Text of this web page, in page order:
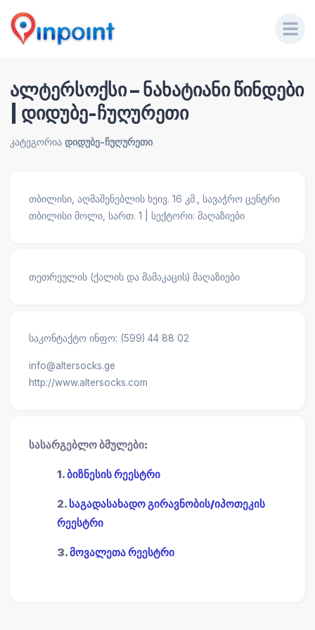
ალტერსოქსი – ნახატიანი წინდები
| დიდუბე-ჩუღურეთი
კატეგორია დიდუბე-ჩუღურეთი
თბილისი, აღმაშენებლის ხეივ. 16 კმ., სავაჭრო ცენტრი
თბილისი მოლი, სართ. 1 | სექტორი: მაღაზიები
თეთრეულის (ქალის და მამაკაცის) მაღაზიები
საკონტაქტო ინფო: (599) 44 88 02
info@altersocks.ge
http://www.altersocks.com
სასარგებლო ბმულები:
1.ბიზნესის რეესტრი
2. საგადასახადო გირავნობის/იპოთეკის
რეესტრი
3.მოვალეთა რეესტრი